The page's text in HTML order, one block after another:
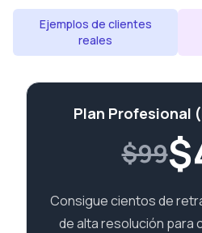
Ejemplos de clientes
reales
Plan Profesional
$99$
Consigue cientos de
de alta resolución para